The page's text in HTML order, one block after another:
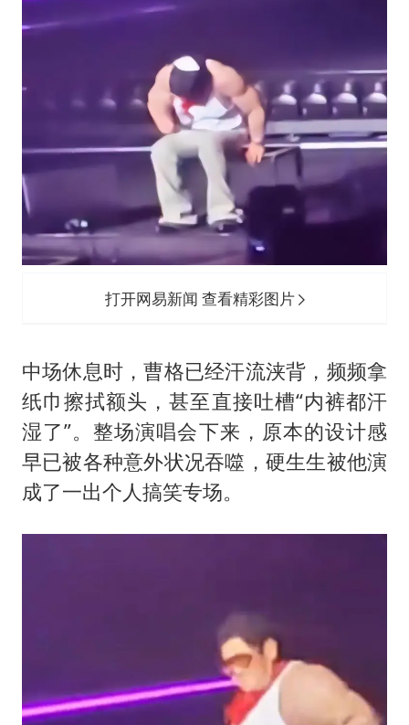
打开网易新闻 查看精彩图片
中场休息时，曹格已经汗流浃背，频频拿
纸巾擦拭额头，甚至直接吐槽“内裤都汗
湿了”。整场演唱会下来，原本的设计感
早已被各种意外状况吞噬，硬生生被他演
成了一出个人搞笑专场。